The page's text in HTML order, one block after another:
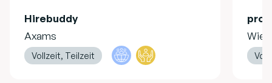
Hirebuddy
Axams
Vollzeit, Teilzeit
pro
Wien